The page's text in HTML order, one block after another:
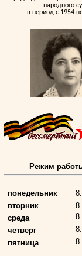
народного
в период с 1954 по
Андрющенкова
в период с 1959 по
Режим
понедельник
вторник
среда
четверг
пятница